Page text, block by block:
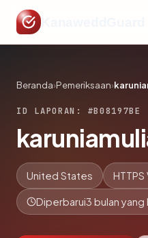
Beranda›Pemeriksaan›
ID LAPORAN: #B08197BE
United States HTTPS
Diperbarui3 bulan yang